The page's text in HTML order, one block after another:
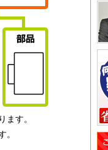
ます。
。